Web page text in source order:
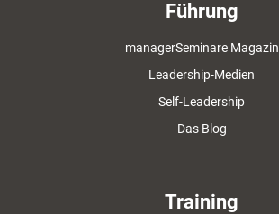
Führung
managerSeminare Magazin
Leadership-Medien
Self-Leadership
Das Blog
Training